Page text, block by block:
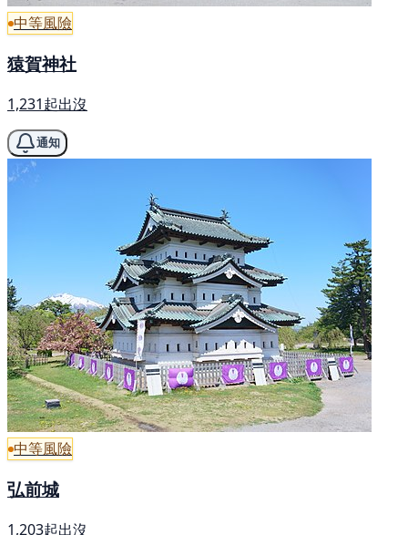
中等風險
猿賀神社
1,231起出沒
通知
中等風險
弘前城
1,203起出沒